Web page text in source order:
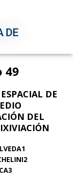
DE
49
DE
DEL